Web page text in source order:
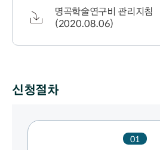
명곡학술연구비 관리지침
(2020.08.06)
신청절차
01